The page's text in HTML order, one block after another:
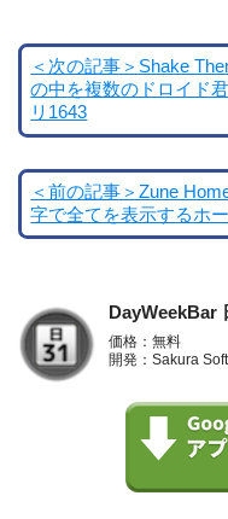
＜次の記事＞Shake
の中を複数のドロイド
リ1643
＜前の記事＞Zune
字で全てを表示するホ
DayWeekBar
価格：無料
開発：Sakura Soft